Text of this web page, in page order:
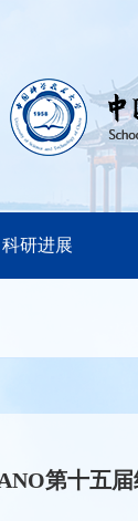
科研进展
第十五